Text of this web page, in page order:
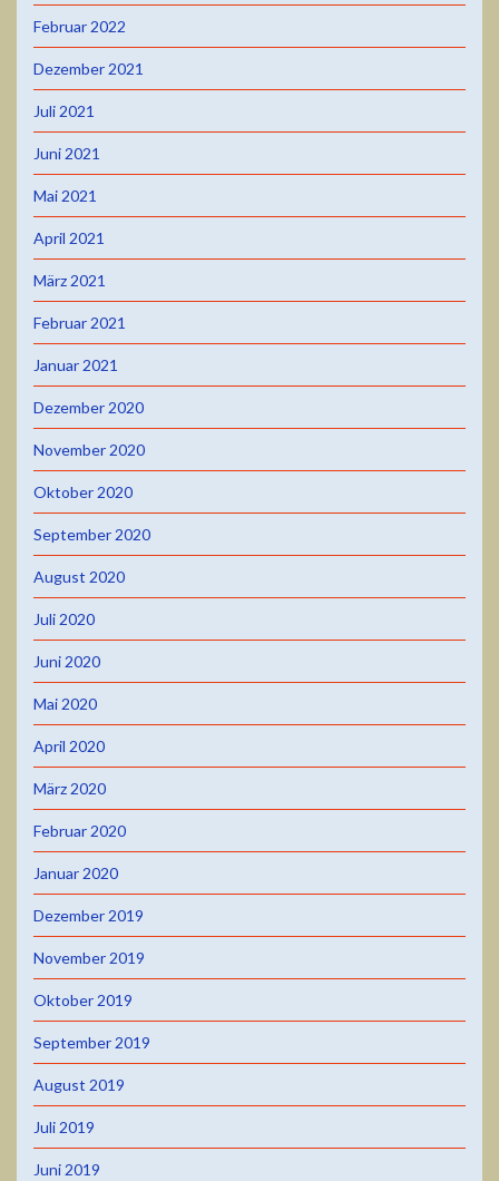
Februar 2022
Dezember 2021
Juli 2021
Juni 2021
Mai 2021
April 2021
März 2021
Februar 2021
Januar 2021
Dezember 2020
November 2020
Oktober 2020
September 2020
August 2020
Juli 2020
Juni 2020
Mai 2020
April 2020
März 2020
Februar 2020
Januar 2020
Dezember 2019
November 2019
Oktober 2019
September 2019
August 2019
Juli 2019
Juni 2019